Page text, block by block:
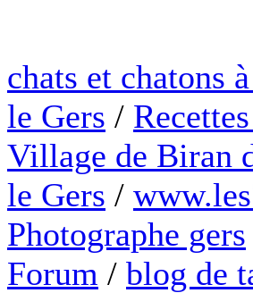
chats et chatons
le Gers /
Village de Biran
le Gers /
Photographe gers
Forum / blog de